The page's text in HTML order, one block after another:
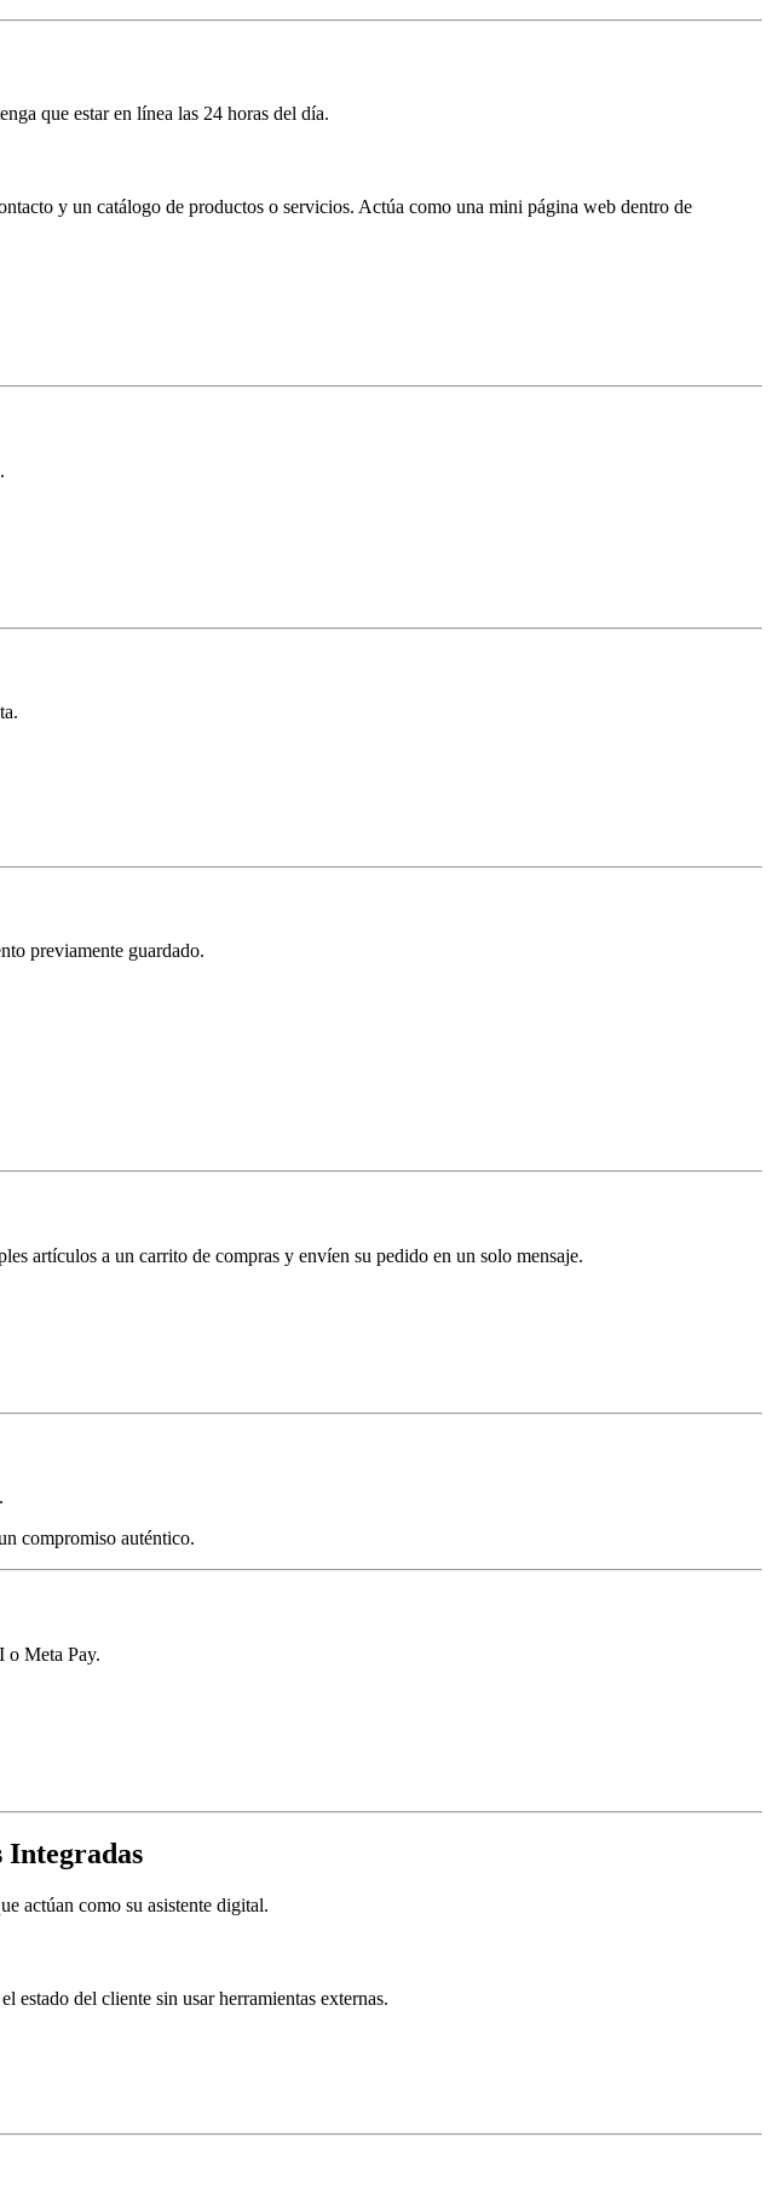
que estar en línea las 24 horas del día.
y un catálogo de productos o servicios. Actúa como una mini página web dentro de
previamente guardado.
artículos a un carrito de compras y envíen su pedido en un solo mensaje.
compromiso auténtico.
o Meta Pay.
Integradas
actúan como su asistente digital.
estado del cliente sin usar herramientas externas.